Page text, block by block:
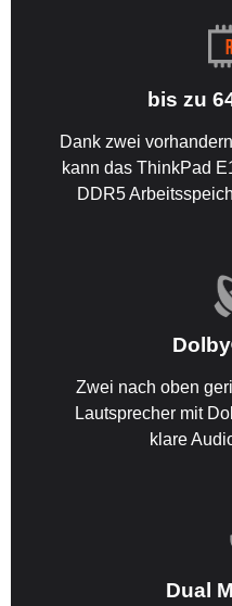
bis zu
Dank zwei
kann das ThinkPad
DDR5
Zwei nach oben
Lautsprecher mit
klare
Dual